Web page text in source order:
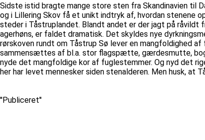
Sidste istid bragte mange store sten fra Skandinavien til
og i Lillering Skov få et unikt indtryk af, hvordan stenene
steder i Tåstruplandet. Blandt andet er der jagt på råvildt
agerhøns, er faldet dramatisk. Det skyldes nye
rørskoven rundt om Tåstrup Sø lever en mangfoldighed
sammensættes af bl.a. stor flagspætte, gærdesmutte,
nyde det mangfoldige kor af fuglestemmer. Og nyd det
her har levet mennesker siden stenalderen. Men husk, at
''Publiceret''